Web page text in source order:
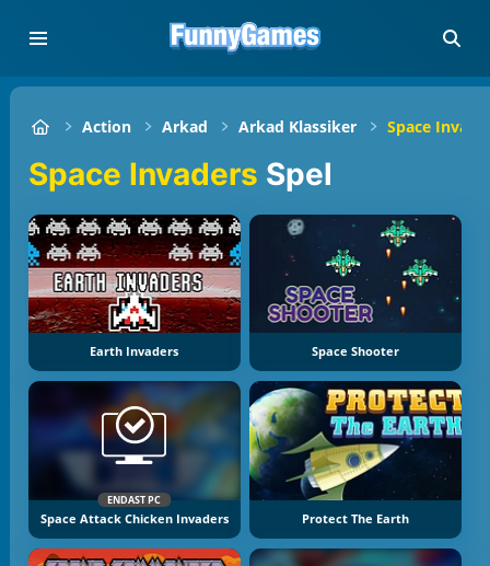
Action Arkad Arkad Klassiker Space
Space Invaders Spel
Earth Invaders Space Shooter
ENDAST PC
Space Attack Chicken Invaders Protect The Earth